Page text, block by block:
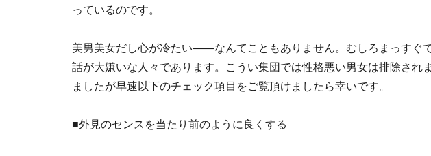
っているのです。
美男美女だし心が冷たい――なんてこともありません。むしろまっすぐ
話が大嫌いな人々であります。こうい集団では性格悪い男女は排除され
ましたが早速以下のチェック項目をご覧頂けましたら幸いです。
■外見のセンスを当たり前のように良くする